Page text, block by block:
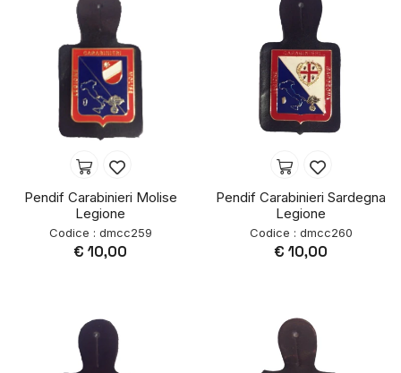
Pendif Carabinieri Molise
Legione
Codice : dmcc259
€ 10,00
Pendif Carabinieri Sardegna
Legione
Codice : dmcc260
€ 10,00